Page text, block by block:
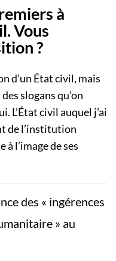
à
Vous
?
d’un État civil, mais
slogans qu’on
L’État civil auquel j’ai
de l’institution
l’image de ses
des « ingérences
» au